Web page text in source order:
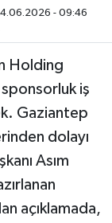
- 09:46
Holding
iş
Gaziantep
dolayı
Asım
açıklamada,